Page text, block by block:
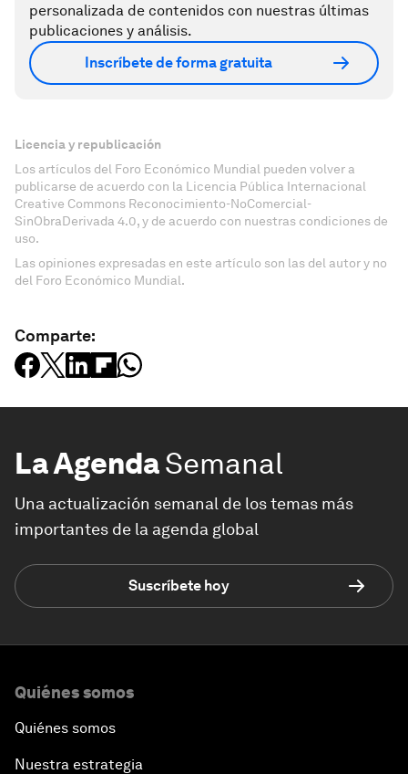
personalizada de contenidos con nuestras últimas
publicaciones y análisis.
Inscríbete de forma gratuita
Licencia y republicación
Los artículos del Foro Económico Mundial pueden volver a
publicarse de acuerdo con la Licencia Pública Internacional
Creative Commons Reconocimiento-NoComercial-
SinObraDerivada 4.0, y de acuerdo con nuestras condiciones de
uso.
Las opiniones expresadas en este artículo son las del autor y no
del Foro Económico Mundial.
Comparte:
La AgendaSemanal
Una actualización semanal de los temas más
importantes de la agenda global
Suscríbete hoy
Quiénes somos
Quiénes somos
Nuestra estrategia